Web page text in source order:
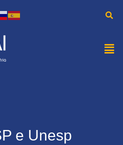
e Unesp